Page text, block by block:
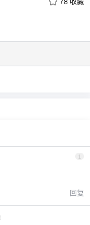
78 收藏
回复